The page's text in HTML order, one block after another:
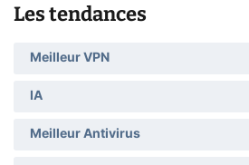
Les tendances
Meilleur VPN
IA
Meilleur Antivirus